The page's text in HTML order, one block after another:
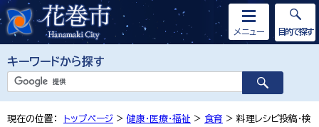
キーワードから探す
メニュー 目的で探す
現在の位置： トップページ > 健康・医療・福祉 > 食育 > 料理レシピ投稿・検